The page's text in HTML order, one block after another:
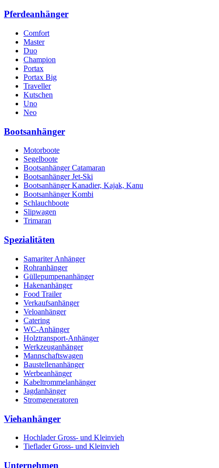
Pferdeanhänger
Comfort
Master
Duo
Champion
Portax
Portax Big
Traveller
Kutschen
Uno
Neo
Bootsanhänger
Motorboote
Segelboote
Bootsanhänger Catamaran
Bootsanhänger Jet-Ski
Bootsanhänger Kanadier, Kajak, Kanu
Bootsanhänger Kombi
Schlauchboote
Slipwagen
Trimaran
Spezialitäten
Samariter Anhänger
Rohranhänger
Güllepumpenanhänger
Hakenanhänger
Food Trailer
Verkaufsanhänger
Veloanhänger
Catering
WC-Anhänger
Holztransport-Anhänger
Werkzeuganhänger
Mannschaftswagen
Baustellenanhänger
Werbeanhänger
Kabeltrommelanhänger
Jagdanhänger
Stromgeneratoren
Viehanhänger
Hochlader Gross- und Kleinvieh
Tieflader Gross- und Kleinvieh
Unternehmen